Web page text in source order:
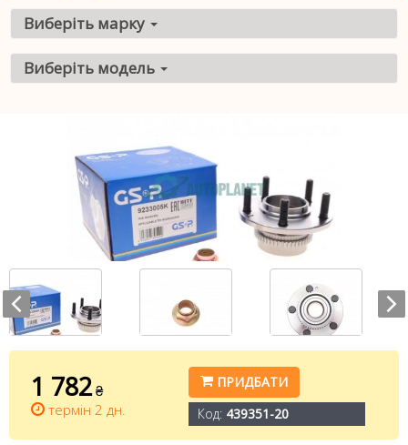
Виберіть марку
Виберіть модель
1 782 ₴
термін 2 дн.
ПРИДБАТИ
Код: 439351-20